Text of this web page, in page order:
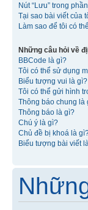
Nút “Lưu” trong
Tại sao bài viết của
Làm sao để tôi có
Những câu hỏi về
BBCode là gì?
Tôi có thể sử dụng
Biểu tượng vui là gì?
Tôi có thể gửi hình
Thông báo chung là
Thông báo là gì?
Chú ý là gì?
Chủ đề bị khoá là
Biểu tượng bài viết